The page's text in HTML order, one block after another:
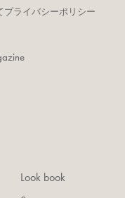
プライバシーポリシー
Look book